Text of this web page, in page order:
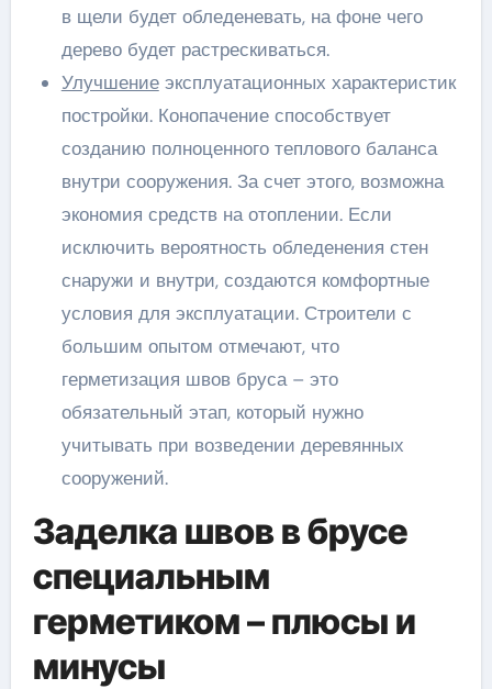
в щели будет обледеневать, на фоне чего
дерево будет растрескиваться.
Улучшениеэксплуатационных характеристик
постройки. Конопачение способствует
созданию полноценного теплового баланса
внутри сооружения. За счет этого, возможна
экономия средств на отоплении. Если
исключить вероятность обледенения стен
снаружи и внутри, создаются комфортные
условия для эксплуатации. Строители с
большим опытом отмечают, что
герметизация швов бруса – это
обязательный этап, который нужно
учитывать при возведении деревянных
сооружений.
Заделка швов в брусе
специальным
герметиком – плюсы и
минусы